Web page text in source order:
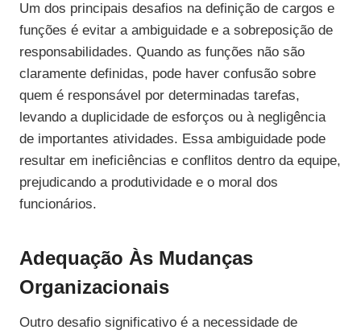
Um dos principais desafios na definição de cargos e
funções é evitar a ambiguidade e a sobreposição de
responsabilidades. Quando as funções não são
claramente definidas, pode haver confusão sobre
quem é responsável por determinadas tarefas,
levando a duplicidade de esforços ou à negligência
de importantes atividades. Essa ambiguidade pode
resultar em ineficiências e conflitos dentro da equipe,
prejudicando a produtividade e o moral dos
funcionários.
Adequação Às Mudanças
Organizacionais
Outro desafio significativo é a necessidade de